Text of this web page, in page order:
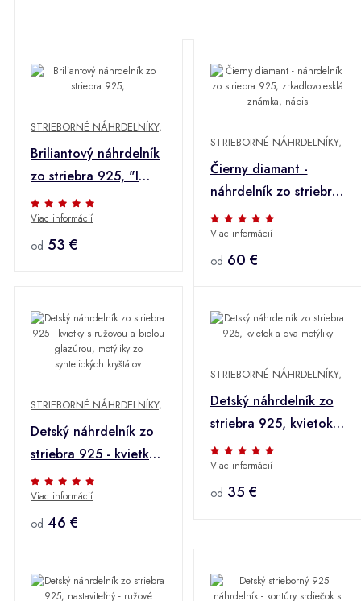
STRIEBORNÉ NÁHRDELNÍKY,
Briliantový náhrdelník
zo striebra 925, "I
heart you", retiazka z
oválnych očiek
Viac informácií
od 53 €
STRIEBORNÉ NÁHRDELNÍKY,
Čierny diamant -
náhrdelník zo striebra
925, zrkadlovolesklá
známka, nápis "HOPE"
Viac informácií
od 60 €
STRIEBORNÉ NÁHRDELNÍKY,
Detský náhrdelník zo
striebra 925 - kvietky s
ružovou a bielou
glazúrou, motýliky zo
syntetických kryštálov
Viac informácií
od 46 €
STRIEBORNÉ NÁHRDELNÍKY,
Detský náhrdelník zo
striebra 925, kvietok a
dva motýliky
Viac informácií
od 35 €